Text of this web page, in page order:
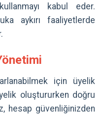
kabul eder.
aykırı faaliyetlerde
için üyelik
oluştururken doğru
hesap güvenliğinizden